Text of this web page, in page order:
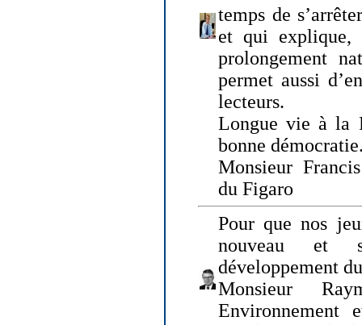
temps de
et qui explique,
prolongement
permet aussi
lecteurs.
Longue vie à la
bonne
Monsieur
du Figaro
Pour que nos
nouveau et
développement
Monsieur
Environnement